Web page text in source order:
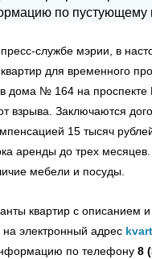
службе мэрии, в
для временного
дома № 164 на проспекте
взрыва. Заключаются
15 тысяч
аренды до трех месяцев.
мебели и посуды.
квартир с описанием
электронный адрес
по телефону 8